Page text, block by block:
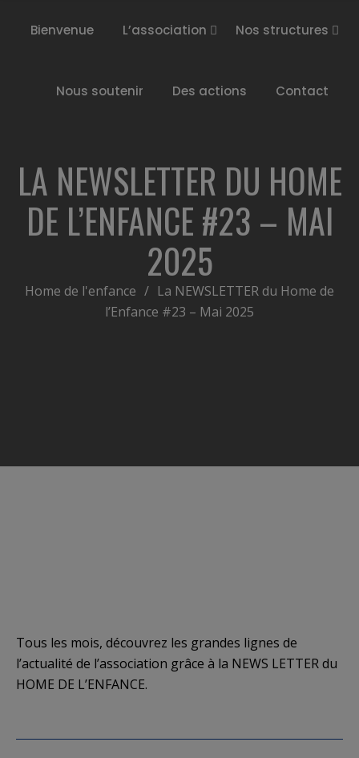
Bienvenue L’association Nos structures
Nous soutenir Des actions Contact
LA NEWSLETTER DU HOME
DE L’ENFANCE #23 – MAI
2025
Home de l'enfance / La NEWSLETTER du Home de
l’Enfance #23 – Mai 2025
Tous les mois, découvrez les grandes lignes de
l’actualité de l’association grâce à la NEWS LETTER du
HOME DE L’ENFANCE.